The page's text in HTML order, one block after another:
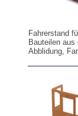
Fahrerstand
Bauteilen
Abblidung,